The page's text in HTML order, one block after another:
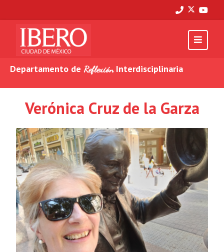
Departamento de ReflexiónInterdisciplinaria
Verónica Cruz de la Garza